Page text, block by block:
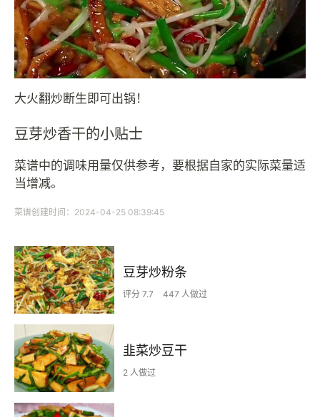
大火翻炒断生即可出锅！
豆芽炒香干的小贴士
菜谱中的调味用量仅供参考，要根据自家的实际菜量适
当增减。
菜谱创建时间：2024-04-25 08:39:45
豆芽炒粉条
评分 7.7 447 人做过
韭菜炒豆干
2 人做过